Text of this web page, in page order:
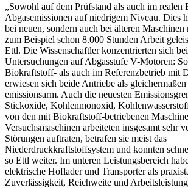
„Sowohl auf dem Prüfstand als auch im realen
Abgasemissionen auf niedrigem Niveau. Dies
bei neuen, sondern auch bei älteren Maschinen
zum Beispiel schon 8.000 Stunden Arbeit
Ettl. Die Wissenschaftler konzentrierten sich
Untersuchungen auf Abgasstufe V-Motoren:
Biokraftstoff- als auch im Referenzbetrieb mit
erwiesen sich beide Antriebe als
emissionsarm. Auch die neuesten
Stickoxide, Kohlenmonoxid,
von den mit Biokraftstoff-betriebenen
Versuchsmaschinen arbeiteten insgesamt sehr
Störungen auftraten, betrafen sie meist das
Niederdruckkraftstoffsystem und konnten
so Ettl weiter. Im unteren Leistungsbereich
elektrische Hoflader und Transporter als
Zuverlässigkeit, Reichweite und